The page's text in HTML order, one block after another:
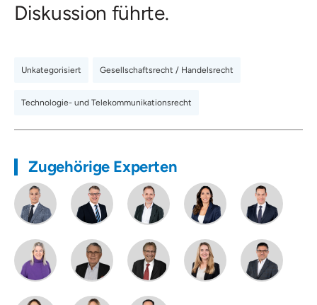
Diskussion führte.
Unkategorisiert Gesellschaftsrecht / Handelsrecht
Technologie- und Telekommunikationsrecht
Zugehörige Experten